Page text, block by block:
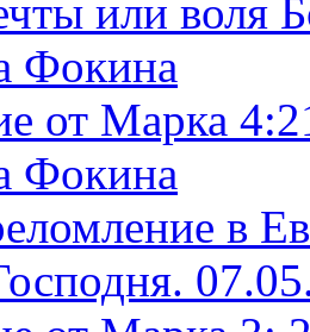
или воля
Фокина
от Марка
Фокина
в